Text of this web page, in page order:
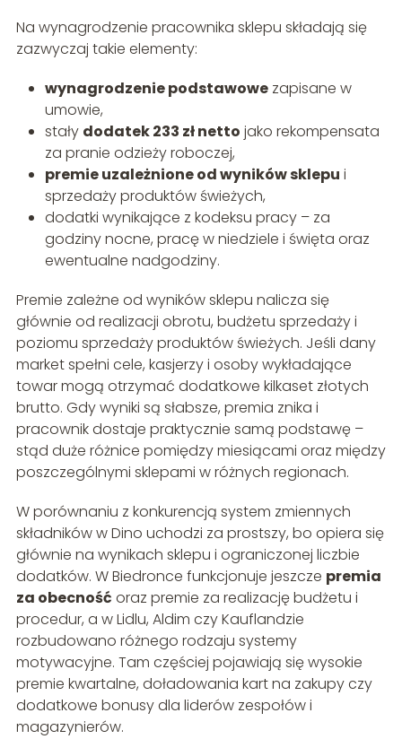
Na wynagrodzenie pracownika sklepu składają się
zazwyczaj takie elementy:
wynagrodzenie podstawowezapisane w
umowie,
stały dodatek 233 zł netto jako rekompensata
za pranie odzieży roboczej,
premie uzależnione od wyników sklepu i
sprzedaży produktów świeżych,
dodatki wynikające z kodeksu pracy – za
godziny nocne, pracę w niedziele i święta oraz
ewentualne nadgodziny.
Premie zależne od wyników sklepu nalicza się
głównie od realizacji obrotu, budżetu sprzedaży i
poziomu sprzedaży produktów świeżych. Jeśli dany
market spełni cele, kasjerzy i osoby wykładające
towar mogą otrzymać dodatkowe kilkaset złotych
brutto. Gdy wyniki są słabsze, premia znika i
pracownik dostaje praktycznie samą podstawę –
stąd duże różnice pomiędzy miesiącami oraz między
poszczególnymi sklepami w różnych regionach.
W porównaniu z konkurencją system zmiennych
składników w Dino uchodzi za prostszy, bo opiera się
głównie na wynikach sklepu i ograniczonej liczbie
dodatków. W Biedronce funkcjonuje jeszcze premia
za obecność oraz premie za realizację budżetu i
procedur, a w Lidlu, Aldim czy Kauflandzie
rozbudowano różnego rodzaju systemy
motywacyjne. Tam częściej pojawiają się wysokie
premie kwartalne, doładowania kart na zakupy czy
dodatkowe bonusy dla liderów zespołów i
magazynierów.